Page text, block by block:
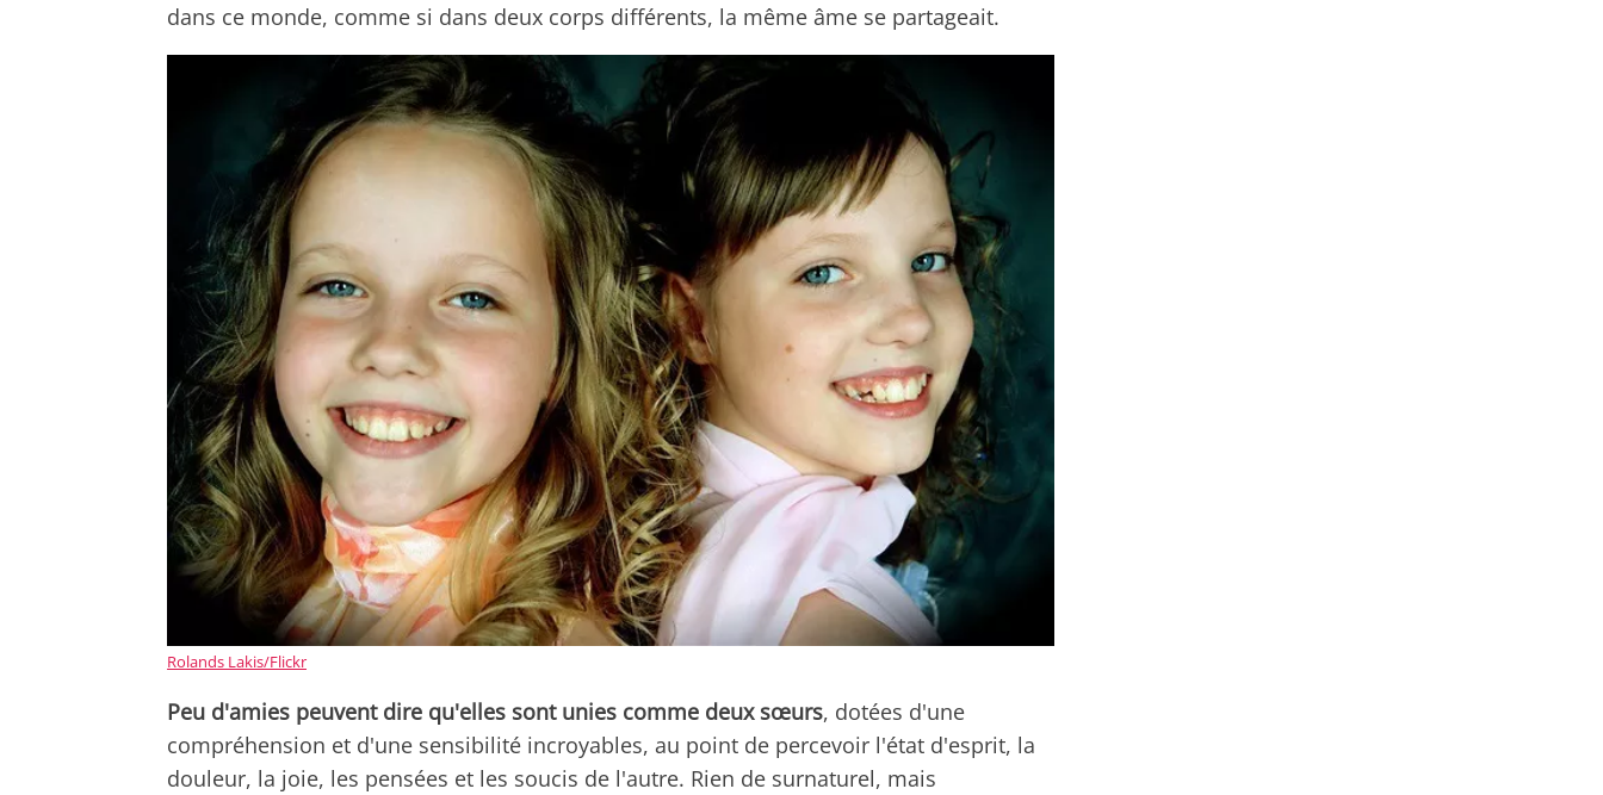
dans ce monde, comme si dans deux corps différents, la même âme se partageait.
Rolands Lakis/Flickr
Peu d'amies peuvent dire qu'elles sont unies comme deux sœurs, dotées d'une
compréhension et d'une sensibilité incroyables, au point de percevoir l'état d'esprit, la
douleur, la joie, les pensées et les soucis de l'autre. Rien de surnaturel, mais